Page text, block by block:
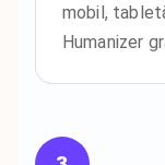
mobil,
Humanizer